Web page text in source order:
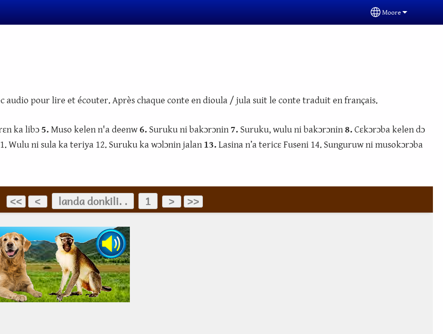
Select your
Moore
audio pour lire et écouter. Après chaque conte en dioula / jula suit le conte traduit en français.
ka libɔ 5.Muso kelen n'a deenw 6. Suruku ni bakɔrɔnin 7. Suruku, wulu ni bakɔrɔnin8.Cɛkɔrɔba kelen dɔ
Wulu ni sula ka teriya 12. Suruku ka wɔlɔnin jalan 13.Lasina n’a tericɛ Fuseni 14. Sunguruw ni musokɔrɔba